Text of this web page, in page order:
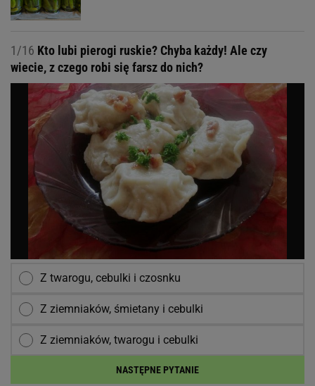
1/16 Kto lubi pierogi ruskie? Chyba każdy! Ale czy
wiecie, z czego robi się farsz do nich?
Z twarogu, cebulki i czosnku
Z ziemniaków, śmietany i cebulki
Z ziemniaków, twarogu i cebulki
NASTĘPNE PYTANIE